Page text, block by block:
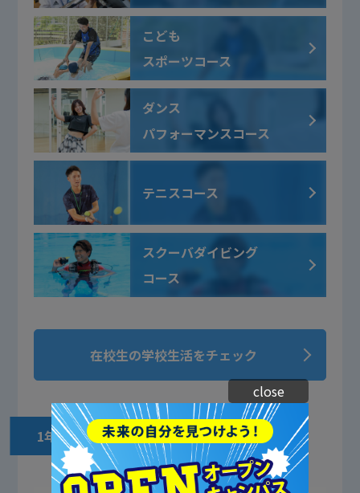
こども
スポーツコース
ダンス
パフォーマンスコース
テニスコース
スクーバダイビング
コース
在校生の学校生活をチェック
1年次後期〜の流れ
close